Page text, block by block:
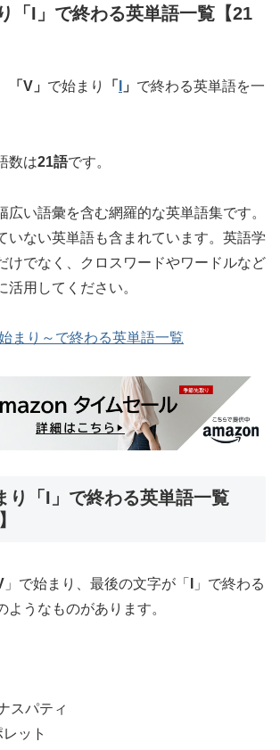
「I」で終わる英単語一覧【21
「V」 で始まり 「 」 で終わる英単語を一
数は21語です。
広い語彙を含む網羅的な英単語集です。
いない英単語も含まれています。英語学
けでなく、クロスワードやワードルなど
活用してください。
まり～で終わる英単語一覧
り「I」で終わる英単語一覧
」で始まり、最後の文字が「
」で終わる
ようなものがあります。
スパティ
ット